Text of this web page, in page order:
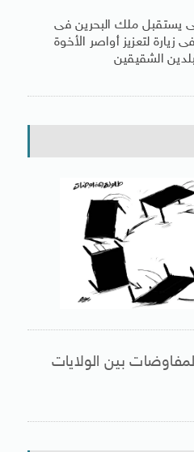
يستقبل ملك البحرين فى
زيارة لتعزيز أواصر الأخوة
الشقيقين
بين الولايات